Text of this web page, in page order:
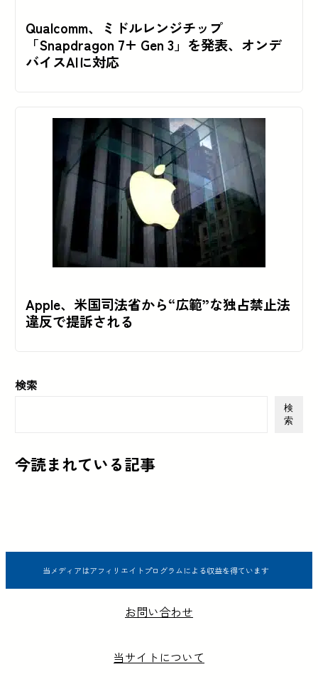
Qualcomm、ミドルレンジチップ
「Snapdragon 7+ Gen 3」を発表、オンデ
バイスAIに対応
Apple、米国司法省から“広範”な独占禁止法
違反で提訴される
検索
検
索
今読まれている記事
当メディアはアフィリエイトプログラムによる収益を得ています
お問い合わせ
当サイトについて